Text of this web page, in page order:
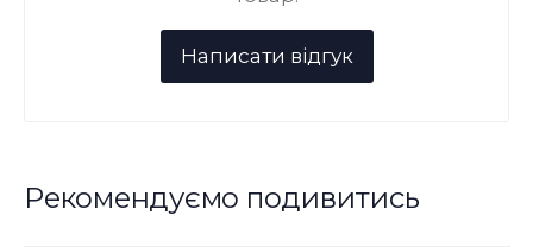
Рекомендуємо подивитись